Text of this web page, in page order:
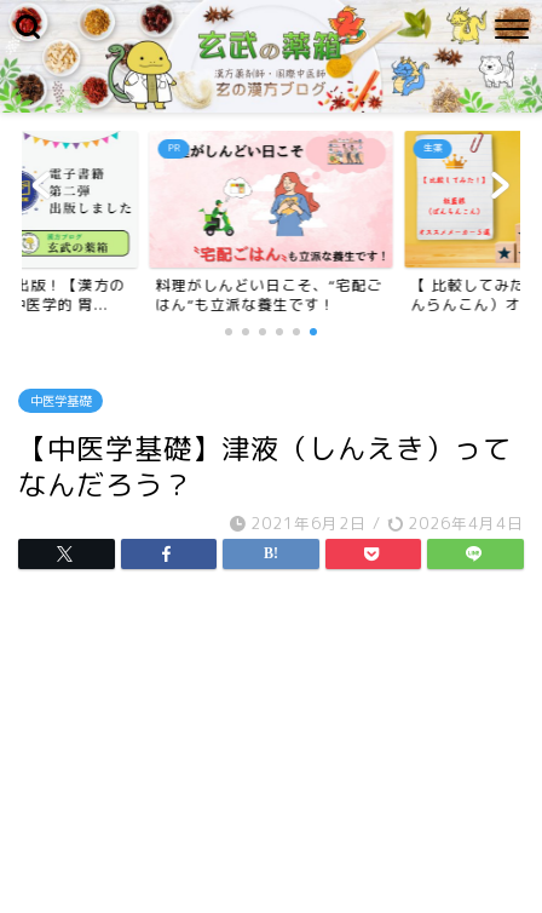
出版！【漢方の
中医学的 胃...
PR
料理がしんどい日こそ、“宅配ご
はん”も立派な養生です！
生薬
【 比較してみた
んらんこん）オ
中医学基礎
【中医学基礎】津液（しんえき）って
なんだろう？
2021年6月2日 / 2026年4月4日